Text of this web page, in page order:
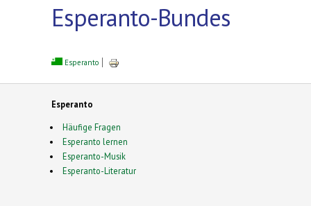
Esperanto-Bundes
Esperanto
Esperanto
Häufige Fragen
Esperanto lernen
Esperanto-Musik
Esperanto-Literatur